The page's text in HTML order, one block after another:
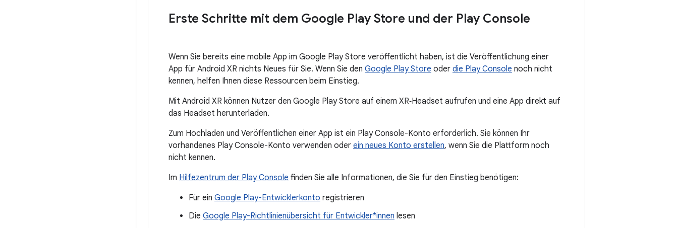
Erste Schritte mit dem Google Play Store und der Play Console
Wenn Sie bereits eine mobile App im Google Play Store veröffentlicht haben, ist die Veröffentlichung einer
App für Android XR nichts Neues für Sie. Wenn Sie den Google Play Store oder die Play Console noch nicht
kennen, helfen Ihnen diese Ressourcen beim Einstieg.
Mit Android XR können Nutzer den Google Play Store auf einem XR‑Headset aufrufen und eine App direkt auf
das Headset herunterladen.
Zum Hochladen und Veröffentlichen einer App ist ein Play Console-Konto erforderlich. Sie können Ihr
vorhandenes Play Console-Konto verwenden oder ein neues Konto erstellen, wenn Sie die Plattform noch
nicht kennen.
Im Hilfezentrum der Play Console finden Sie alle Informationen, die Sie für den Einstieg benötigen:
Für ein Google Play-Entwicklerkonto registrieren
Die Google Play-Richtlinienübersicht für Entwickler*innen lesen